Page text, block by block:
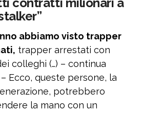
abbiamo visto trapper
trapper arrestati con
colleghi (…) – continua
Ecco, queste persone, la
potrebbero
la mano con un